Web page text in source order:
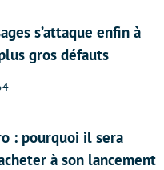
s’attaque enfin à
gros défauts
: pourquoi il sera
à son lancement